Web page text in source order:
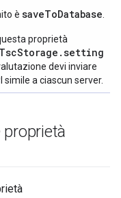
è saveToDatabase
proprietà
devi inviare
simile a ciascun server.